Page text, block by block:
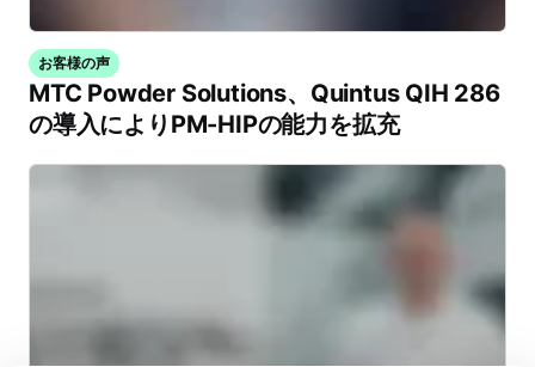
お客様の声
MTC Powder Solutions、Quintus QIH 286
の導入によりPM-HIPの能力を拡充